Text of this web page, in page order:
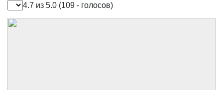
4.7 из 5.0 (109 - голосов)